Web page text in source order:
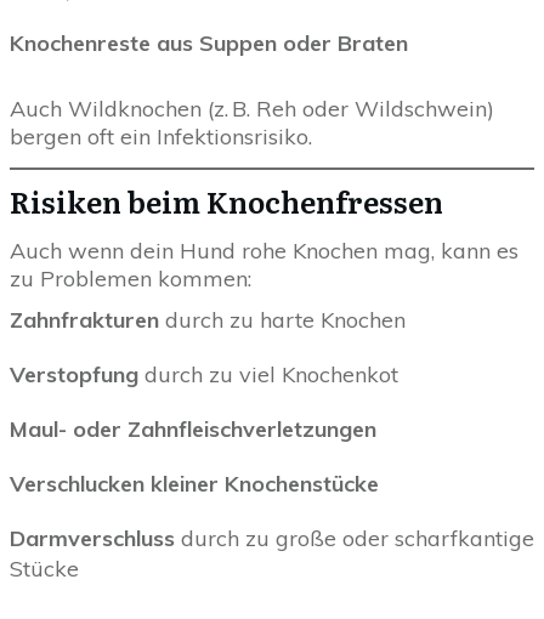
Knochenreste aus Suppen oder Braten
Auch Wildknochen (z. B. Reh oder Wildschwein)
bergen oft ein Infektionsrisiko.
Risiken beim Knochenfressen
Auch wenn dein Hund rohe Knochen mag, kann es
zu Problemen kommen:
Zahnfrakturen durch zu harte Knochen
Verstopfung durch zu viel Knochenkot
Maul- oder Zahnfleischverletzungen
Verschlucken kleiner Knochenstücke
Darmverschluss durch zu große oder scharfkantige
Stücke